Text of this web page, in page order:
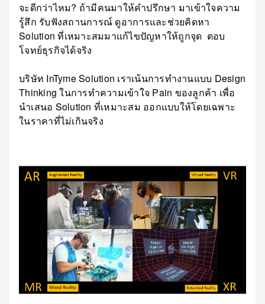
จะดีกว่าไหม? ถ้ามีคนมาให้คำปรึกษา มาเข้าใจความ
รู้สึก รับฟังสถานการณ์ ดูอาการและช่วยคิดหา
Solution ที่เหมาะสมมาแก้ไขปัญหาให้ถูกจุด ตอบ
โจทย์ธุรกิจได้จริง
บริษัท InTyme Solution เราเน้นการทำงานแบบ Design
Thinking ในการทำความเข้าใจ Pain ของลูกค้า เพื่อ
นำเสนอ Solution ที่เหมาะสม ออกแบบให้โดยเฉพาะ
ในราคาที่ไม่เกินจริง